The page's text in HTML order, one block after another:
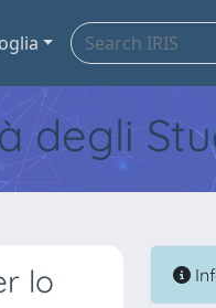
degli
lo